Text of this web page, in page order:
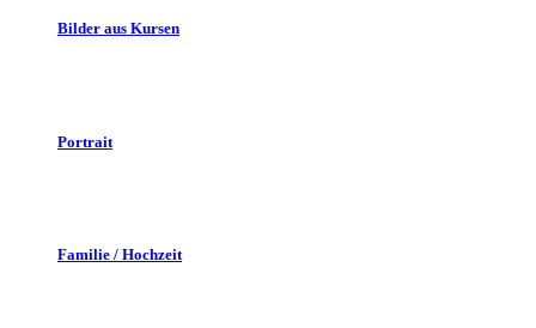
Bilder aus Kursen
Portrait
Familie / Hochzeit